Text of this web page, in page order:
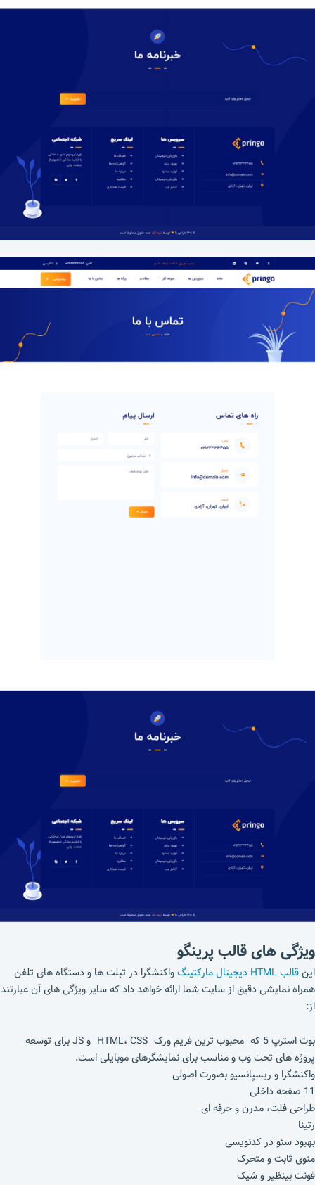
ویژگی هایقالب پرینگو
اینقالب HTML دیجیتال مارکتینگ
واکنشگرا در تبلت ها و دستگاه های تلفن
همراه نمایشی دقیق از سایت شما ارائه خواهد داد که سایر ویژگی های آن عبارتند
از:
بوت استرپ 5 که محبوب ترین فریم ورک HTML، CSS و JS برای توسعه
پروژه های تحت وب و مناسب برای نمایشگرهای موبایلی است.
واکنشگرا و ریسپانسیو بصورت اصولی
11 صفحه داخلی
طراحی فلت، مدرن و حرفه ای
رتینا
بهبود سئو در کدنویسی
منوی ثابت و متحرک
فونت بینظیر و شیک